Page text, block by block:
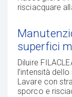
risciacquare
superfici
Diluire
l’intensità
Lavare con
sporco e